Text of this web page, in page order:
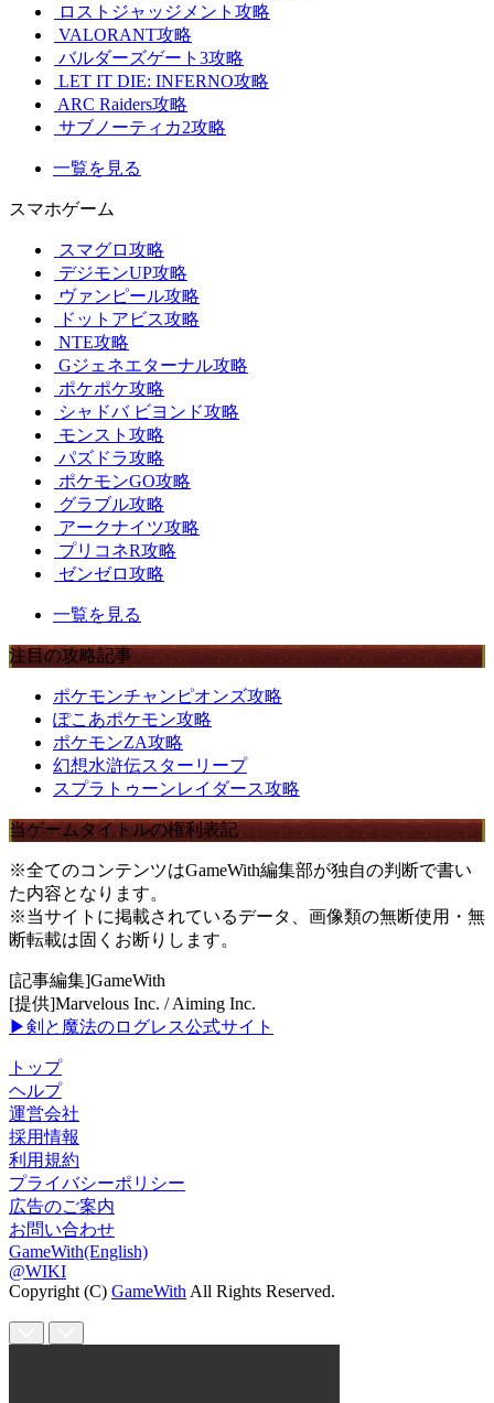
ロストジャッジメント攻略
VALORANT攻略
バルダーズゲート3攻略
LET IT DIE: INFERNO攻略
ARC Raiders攻略
サブノーティカ2攻略
一覧を見る
スマホゲーム
スマグロ攻略
デジモンUP攻略
ヴァンピール攻略
ドットアビス攻略
NTE攻略
Gジェネエターナル攻略
ポケポケ攻略
シャドバ ビヨンド攻略
モンスト攻略
パズドラ攻略
ポケモンGO攻略
グラブル攻略
アークナイツ攻略
プリコネR攻略
ゼンゼロ攻略
一覧を見る
注目の攻略記事
ポケモンチャンピオンズ攻略
ぽこあポケモン攻略
ポケモンZA攻略
幻想水滸伝スターリープ
スプラトゥーンレイダース攻略
当ゲームタイトルの権利表記
※全てのコンテンツはGameWith編集部が独自の判断で書い
た内容となります。
※当サイトに掲載されているデータ、画像類の無断使用・無
断転載は固くお断りします。
[記事編集]GameWith
[提供]Marvelous Inc. / Aiming Inc.
▶剣と魔法のログレス公式サイト
トップ
ヘルプ
運営会社
採用情報
利用規約
プライバシーポリシー
広告のご案内
お問い合わせ
GameWith(English)
@WIKI
Copyright (C) GameWithAll Rights Reserved.